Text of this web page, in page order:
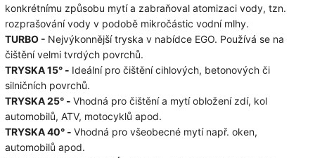
konkrétnímu způsobu mytí a zabraňoval atomizaci vody, tzn.
rozprašování vody v podobě mikročástic vodní mlhy.
TURBO - Nejvýkonnější tryska v nabídce EGO. Používá se na
čištění velmi tvrdých povrchů.
TRYSKA 15° - Ideální pro čištění cihlových, betonových či
silničních povrchů.
TRYSKA 25° - Vhodná pro čištění a mytí obložení zdí, kol
automobilů, ATV, motocyklů apod.
TRYSKA 40° - Vhodná pro všeobecné mytí např. oken,
automobilů apod.